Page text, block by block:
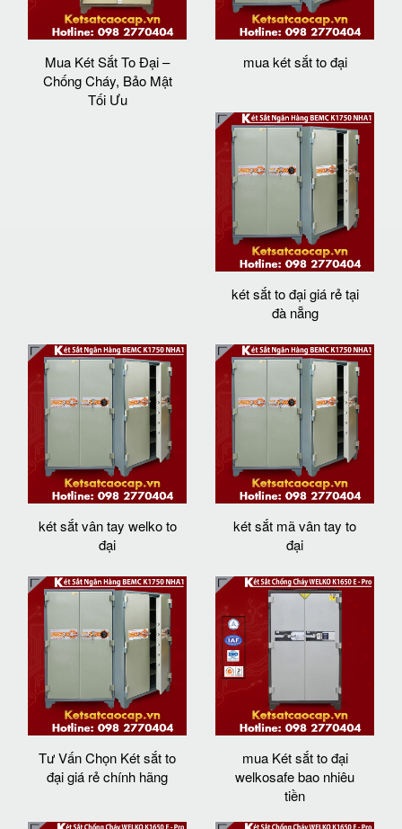
Mua Két Sắt To Đại –
Chống Cháy, Bảo Mật
Tối Ưu
mua két sắt to đại
két sắt to đại giá rẻ tại
đà nẵng
két sắt vân tay welko to
đại
két sắt mã vân tay to
đại
Tư Vấn Chọn Két sắt to
đại giá rẻ chính hãng
mua Két sắt to đại
welkosafe bao nhiêu
tiền